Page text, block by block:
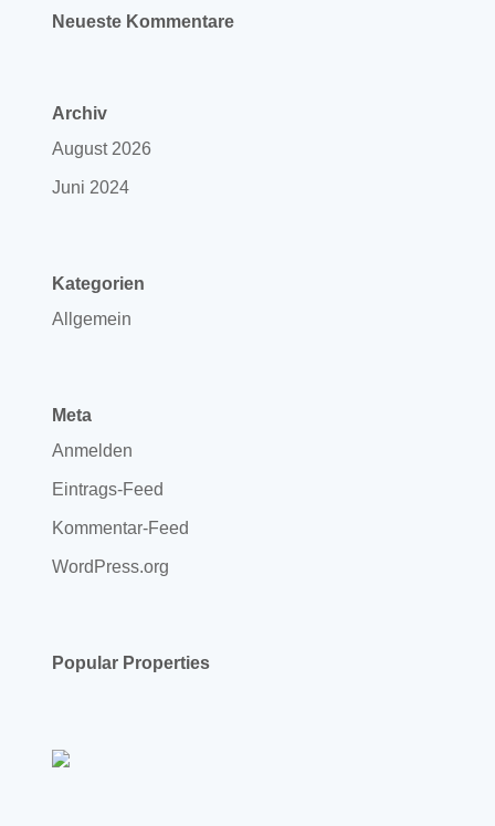
Neueste Kommentare
Archiv
August 2026
Juni 2024
Kategorien
Allgemein
Meta
Anmelden
Eintrags-Feed
Kommentar-Feed
WordPress.org
Popular Properties